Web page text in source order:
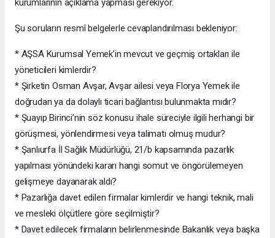
kurumlarının açıklama yapması gerekiyor.
Şu soruların resmî belgelerle cevaplandırılması bekleniyor:
* AŞSA Kurumsal Yemek’in mevcut ve geçmiş ortakları ile
yöneticileri kimlerdir?
* Şirketin Osman Avşar, Avşar ailesi veya Florya Yemek ile
doğrudan ya da dolaylı ticari bağlantısı bulunmakta mıdır?
* Şuayıp Birinci’nin söz konusu ihale süreciyle ilgili herhangi bir
görüşmesi, yönlendirmesi veya talimatı olmuş mudur?
* Şanlıurfa İl Sağlık Müdürlüğü, 21/b kapsamında pazarlık
yapılması yönündeki kararı hangi somut ve öngörülemeyen
gelişmeye dayanarak aldı?
* Pazarlığa davet edilen firmalar kimlerdir ve hangi teknik, mali
ve mesleki ölçütlere göre seçilmiştir?
* Davet edilecek firmaların belirlenmesinde Bakanlık veya başka